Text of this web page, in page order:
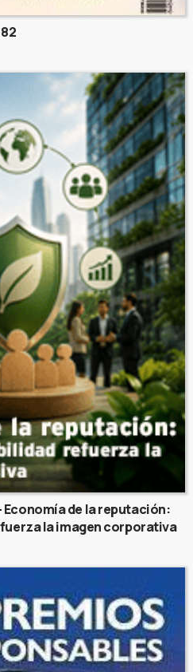
de la reputación:
la imagen corporativa